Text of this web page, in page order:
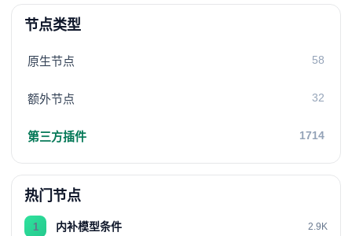
节点类型
原生节点 58
额外节点 32
第三方插件 1714
热门节点
1 内补模型条件 2.9K